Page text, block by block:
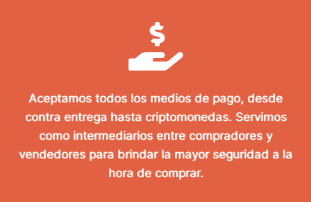
Aceptamos todos los medios de pago, desde
contra entrega hasta criptomonedas. Servimos
como intermediarios entre compradores y
vendedores para brindar la mayor seguridad a la
hora de comprar.